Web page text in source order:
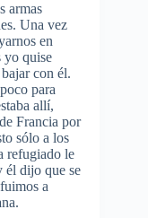
armas
Una vez
en
yo quise
con él.
para
allí,
Francia por
sólo a los
refugiado le
él dijo que se
a